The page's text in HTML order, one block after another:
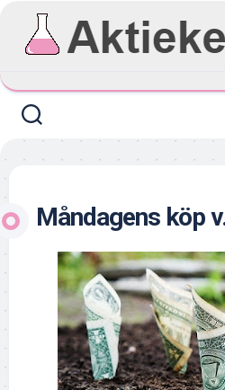
content
Måndagens köp